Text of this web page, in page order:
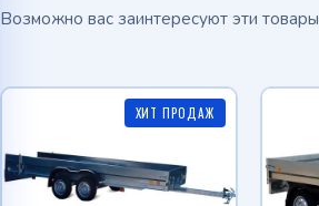
Возможно вас заинтересуют эти товары
ХИТ ПРОДАЖ